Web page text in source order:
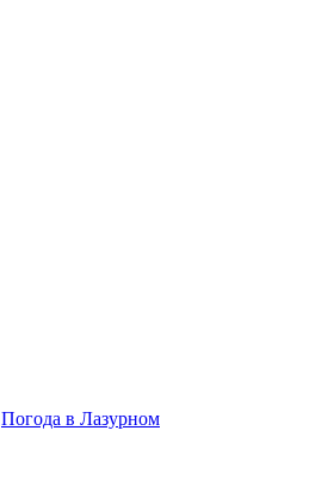
Погода в Лазурном